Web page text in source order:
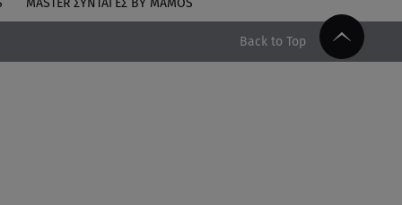
MASTER ΣΥΝΤΑΓΈΣ BY MAMOS
Back to Top